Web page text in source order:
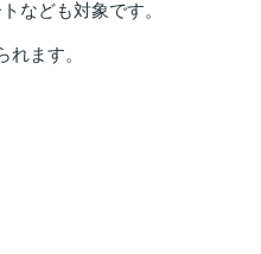
なども対象です。
れます。